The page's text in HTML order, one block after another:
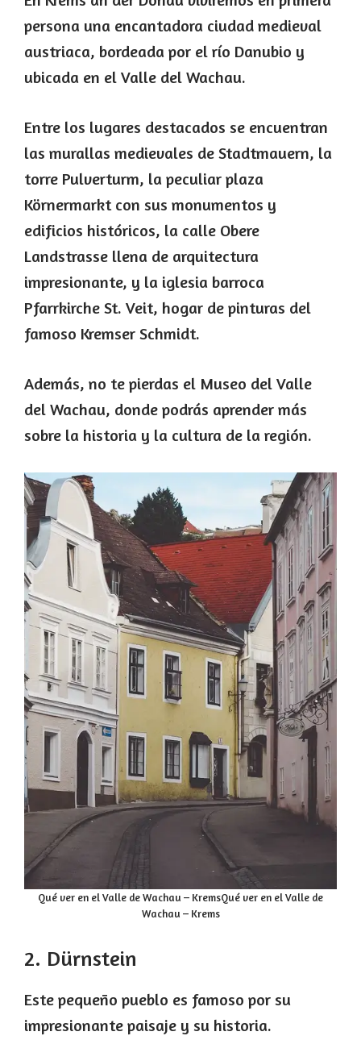
persona una encantadora ciudad medieval
austriaca, bordeada por el río Danubio y
ubicada en el Valle del Wachau.
Entre los lugares destacados se encuentran
las murallas medievales de Stadtmauern, la
torre Pulverturm, la peculiar plaza
Körnermarkt con sus monumentos y
edificios históricos, la calle Obere
Landstrasse llena de arquitectura
impresionante, y la iglesia barroca
Pfarrkirche St. Veit, hogar de pinturas del
famoso Kremser Schmidt.
Además, no te pierdas el Museo del Valle
del Wachau, donde podrás aprender más
sobre la historia y la cultura de la región.
Qué ver en el Valle de Wachau – KremsQué ver en el Valle de
Wachau – Krems
2. Dürnstein
Este pequeño pueblo es famoso por su
impresionante paisaje y su historia.